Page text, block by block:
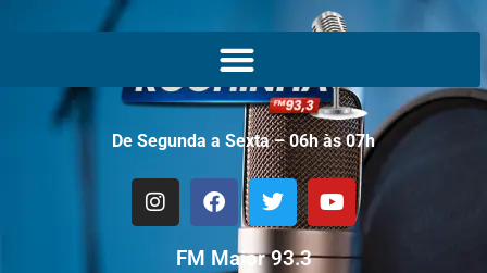
De Segunda a Sexta – 06h às 07h
FM Maior 93.3